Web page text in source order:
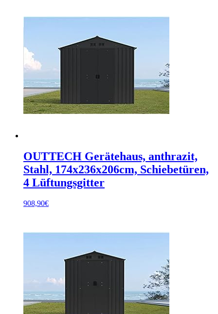
OUTTECH Gerätehaus, anthrazit,
Stahl, 174x236x206cm, Schiebetüren,
4 Lüftungsgitter
908,90€